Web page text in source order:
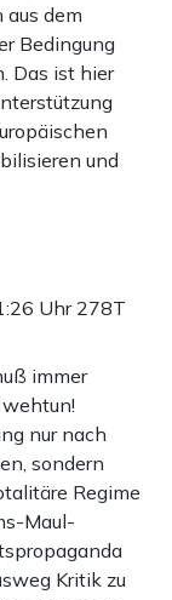
dem
Bedingung
Das ist hier
und
Uhr 278T
immer
nur nach
sondern
Regime
Maul-
Kritik zu